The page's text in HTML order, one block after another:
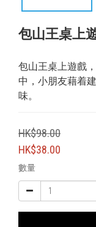
包山王桌上
包山王桌上遊戲
中，小朋友藉着
味。
HK$98.00
HK$38.00
數量